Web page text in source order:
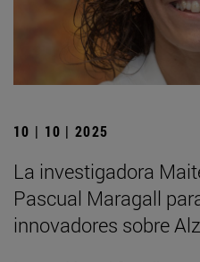
10 | 10 | 2025
La investigadora
Pascual Maragall
innovadores sobre